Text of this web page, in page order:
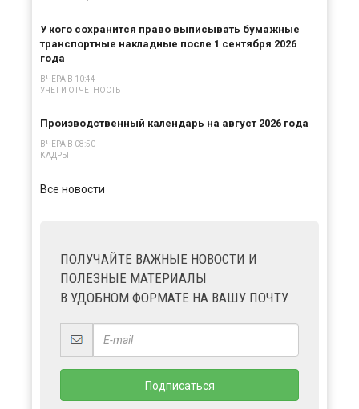
У кого сохранится право выписывать бумажные
транспортные накладные после 1 сентября 2026
года
ВЧЕРА В 10:44
УЧЕТ И ОТЧЕТНОСТЬ
Производственный календарь на август 2026 года
ВЧЕРА В 08:50
КАДРЫ
Все новости
ПОЛУЧАЙТЕ ВАЖНЫЕ НОВОСТИ И
ПОЛЕЗНЫЕ МАТЕРИАЛЫ
В УДОБНОМ ФОРМАТЕ НА ВАШУ ПОЧТУ